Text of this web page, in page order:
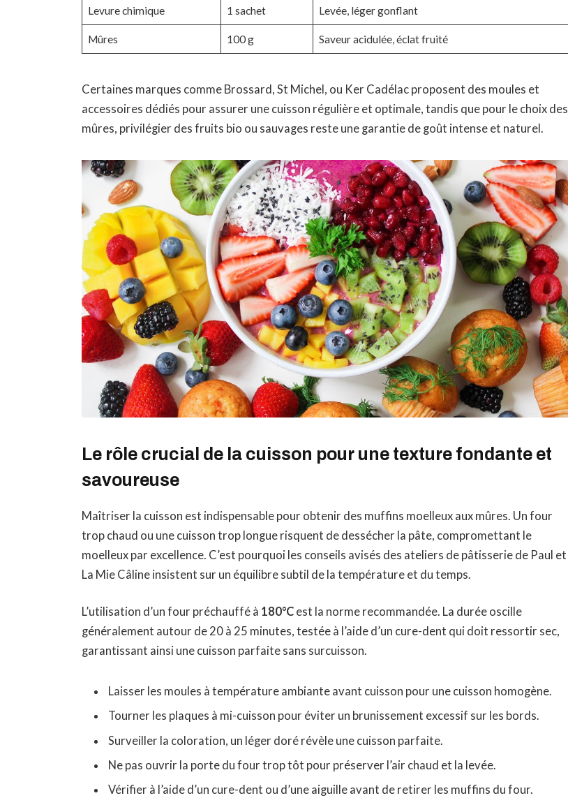
Levure chimique 1 sachet Levée, léger gonflant
Mûres 100 g Saveur acidulée, éclat fruité
Certaines marques comme Brossard, St Michel, ou Ker Cadélac proposent des moules et
accessoires dédiés pour assurer une cuisson régulière et optimale, tandis que pour le choix des
mûres, privilégier des fruits bio ou sauvages reste une garantie de goût intense et naturel.
Le rôle crucial de la cuisson pour une texture fondante et
savoureuse
Maîtriser la cuisson est indispensable pour obtenir des muffins moelleux aux mûres. Un four
trop chaud ou une cuisson trop longue risquent de dessécher la pâte, compromettant le
moelleux par excellence. C’est pourquoi les conseils avisés des ateliers de pâtisserie de Paul et
La Mie Câline insistent sur un équilibre subtil de la température et du temps.
L’utilisation d’un four préchauffé à 180°C est la norme recommandée. La durée oscille
généralement autour de 20 à 25 minutes, testée à l’aide d’un cure-dent qui doit ressortir sec,
garantissant ainsi une cuisson parfaite sans surcuisson.
Laisser les moules à température ambiante avant cuisson pour une cuisson homogène.
Tourner les plaques à mi-cuisson pour éviter un brunissement excessif sur les bords.
Surveiller la coloration, un léger doré révèle une cuisson parfaite.
Ne pas ouvrir la porte du four trop tôt pour préserver l’air chaud et la levée.
Vérifier à l’aide d’un cure-dent ou d’une aiguille avant de retirer les muffins du four.